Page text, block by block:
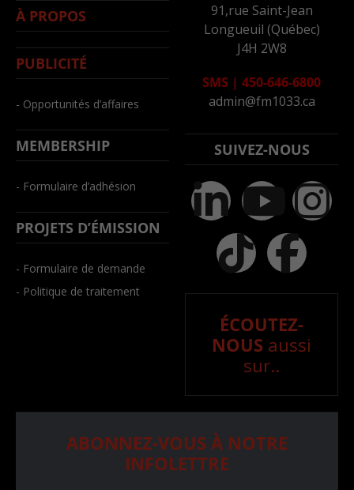
À PROPOS
PUBLICITÉ
- Opportunités d’affaires
MEMBERSHIP
- Formulaire d’adhésion
PROJETS D’ÉMISSION
- Formulaire de demande
- Politique de traitement
91,rue Saint-Jean
Longueuil (Québec)
J4H 2W8
SMS | 450-646-6800
admin@fm1033.ca
SUIVEZ-NOUS
ÉCOUTEZ-
NOUS aussi
sur..
ABONNEZ-VOUS À NOTRE
INFOLETTRE